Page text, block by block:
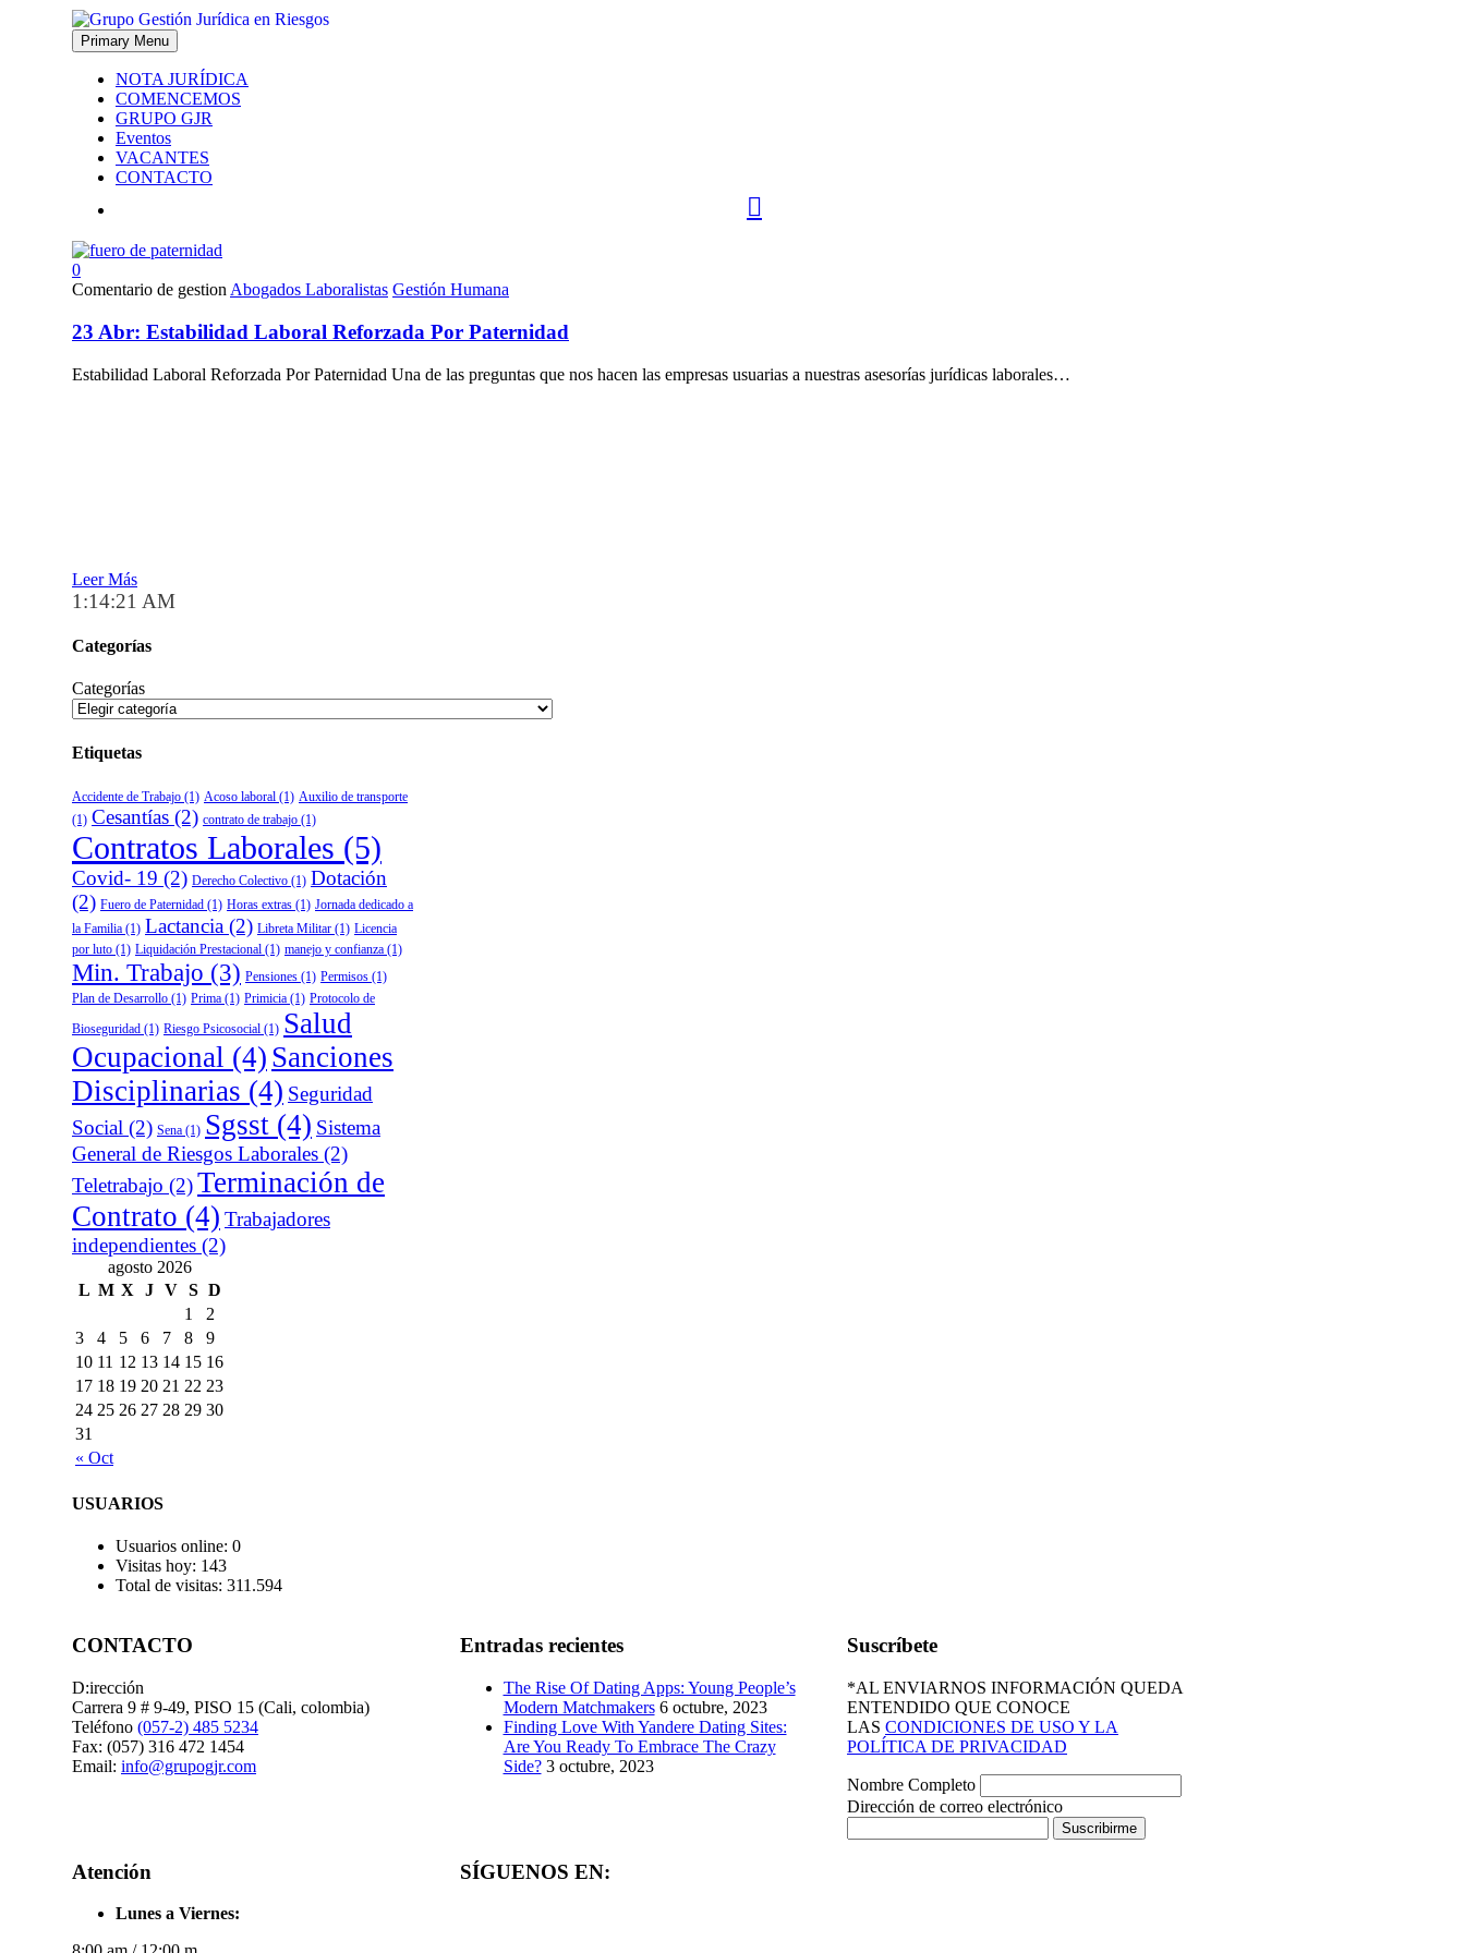
Primary Menu
NOTA JURÍDICA
COMENCEMOS
GRUPO GJR
Eventos
VACANTES
CONTACTO
0
Comentario de gestion Abogados Laboralistas Gestión Humana
23 Abr: Estabilidad Laboral Reforzada Por Paternidad
Estabilidad Laboral Reforzada Por Paternidad Una de las preguntas que nos hacen las empresas usuarias a nuestras asesorías jurídicas laborales…
Leer Más
1:14:21 AM
Categorías
Categorías
Etiquetas
Accidente de Trabajo (1) Acoso laboral (1) Auxilio de transporte
(1) Cesantías (2) contrato de trabajo (1)
Contratos Laborales (5)
Covid- 19 (2) Derecho Colectivo (1) Dotación
(2) Fuero de Paternidad (1) Horas extras (1) Jornada dedicado a
la Familia (1) Lactancia (2) Libreta Militar (1) Licencia
por luto (1) Liquidación Prestacional (1) manejo y confianza (1)
Min. Trabajo (3) Pensiones (1) Permisos (1)
Plan de Desarrollo (1) Prima (1) Primicia (1) Protocolo de
Bioseguridad (1) Riesgo Psicosocial (1) Salud
Ocupacional (4) Sanciones
Disciplinarias (4) Seguridad
Social (2) Sena (1) Sgsst (4) Sistema
General de Riesgos Laborales (2)
Teletrabajo (2)Terminación de
Contrato (4) Trabajadores
independientes (2)
agosto 2026
L M X J V S D
« Oct
1
2
3
4 5 6 7 8
9
10 11 12 13 14 15 16
17 18 19 20 21 22 23
24 25 26 27 28 29 30
31
USUARIOS
Usuarios online: 0
Visitas hoy: 143
Total de visitas: 311.594
CONTACTO
D:irección
Carrera 9 # 9-49, PISO 15 (Cali, colombia)
Teléfono (057-2) 485 5234
Fax: (057) 316 472 1454
Email: info@grupogjr.com
Entradas recientes
The Rise Of Dating Apps: Young People’s
Modern Matchmakers 6 octubre, 2023
Finding Love With Yandere Dating Sites:
Are You Ready To Embrace The Crazy
Side? 3 octubre, 2023
Suscríbete
*AL ENVIARNOS INFORMACIÓN QUEDA
ENTENDIDO QUE CONOCE
LAS CONDICIONES DE USO Y LA
POLÍTICA DE PRIVACIDAD
Nombre Completo
Dirección de correo electrónico
Suscribirme
Atención
Lunes a Viernes:
SÍGUENOS EN: